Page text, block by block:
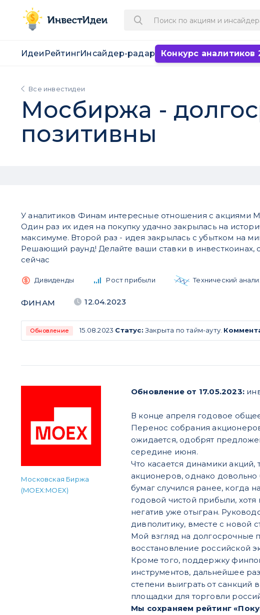
Идеи РейтингИнсайдер-радар Конкурс аналитиков
Все инвестидеи
Мосбиржа -
позитивны
У аналитиков Финам интересные отношения с акциями
Один раз их идея на покупку удачно закрылась на
максимуме. Второй раз - идея закрылась с убытком на
Решающий раунд! Делайте ваши ставки в инвесткоинах,
сейчас
Дивиденды Рост прибыли Технический
ФИНАМ 12.04.2023
Обновление 15.08.2023 Статус: Закрыта по тайм-ауту.
Московская Биржа
(MOEX:MOEX)
Обновление от 17.05.2023:
В конце апреля годовое
Перенос собрания
ожидается, одобрят
середине июня.
Что касается динамики
акционеров, однако
бумаг случился ранее, когда
годовой чистой прибыли, хотя
негатив уже отыгран.
дивполитику, вместе с новой
Мой взгляд на долгосрочные
восстановление российской
Кроме того, поддержку
инструментов, дальнейшее
степени выиграть от санкций
площадки для торговли
Мы сохраняем рейтинг